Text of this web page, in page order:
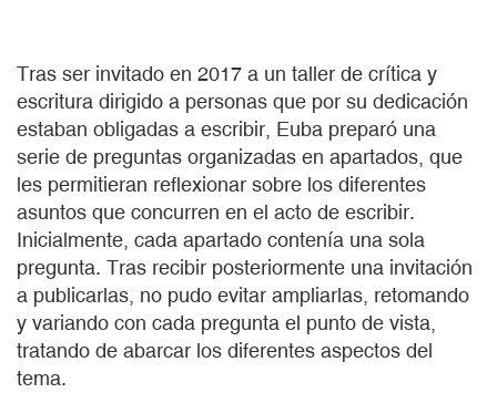
Tras ser invitado en 2017 a un taller de crítica y
escritura dirigido a personas que por su dedicación
estaban obligadas a escribir, Euba preparó una
serie de preguntas organizadas en apartados, que
les permitieran reflexionar sobre los diferentes
asuntos que concurren en el acto de escribir.
Inicialmente, cada apartado contenía una sola
pregunta. Tras recibir posteriormente una invitación
a publicarlas, no pudo evitar ampliarlas, retomando
y variando con cada pregunta el punto de vista,
tratando de abarcar los diferentes aspectos del
tema.